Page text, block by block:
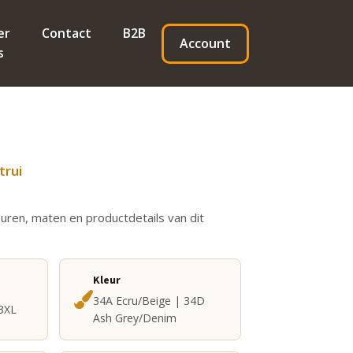
Contact B2B
Account
maten en productdetails van dit
Kleur
34A Ecru/Beige | 34D
Ash Grey/Denim